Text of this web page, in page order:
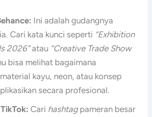
Ini adalah gudangnya
Cari kata kunci seperti “Exhibition
2026”atau “Creative Trade Show
bisa melihat bagaimana
kayu, neon, atau konsep
secara profesional.
Cari hashtagpameran besar